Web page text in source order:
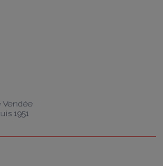
Vendée
1951